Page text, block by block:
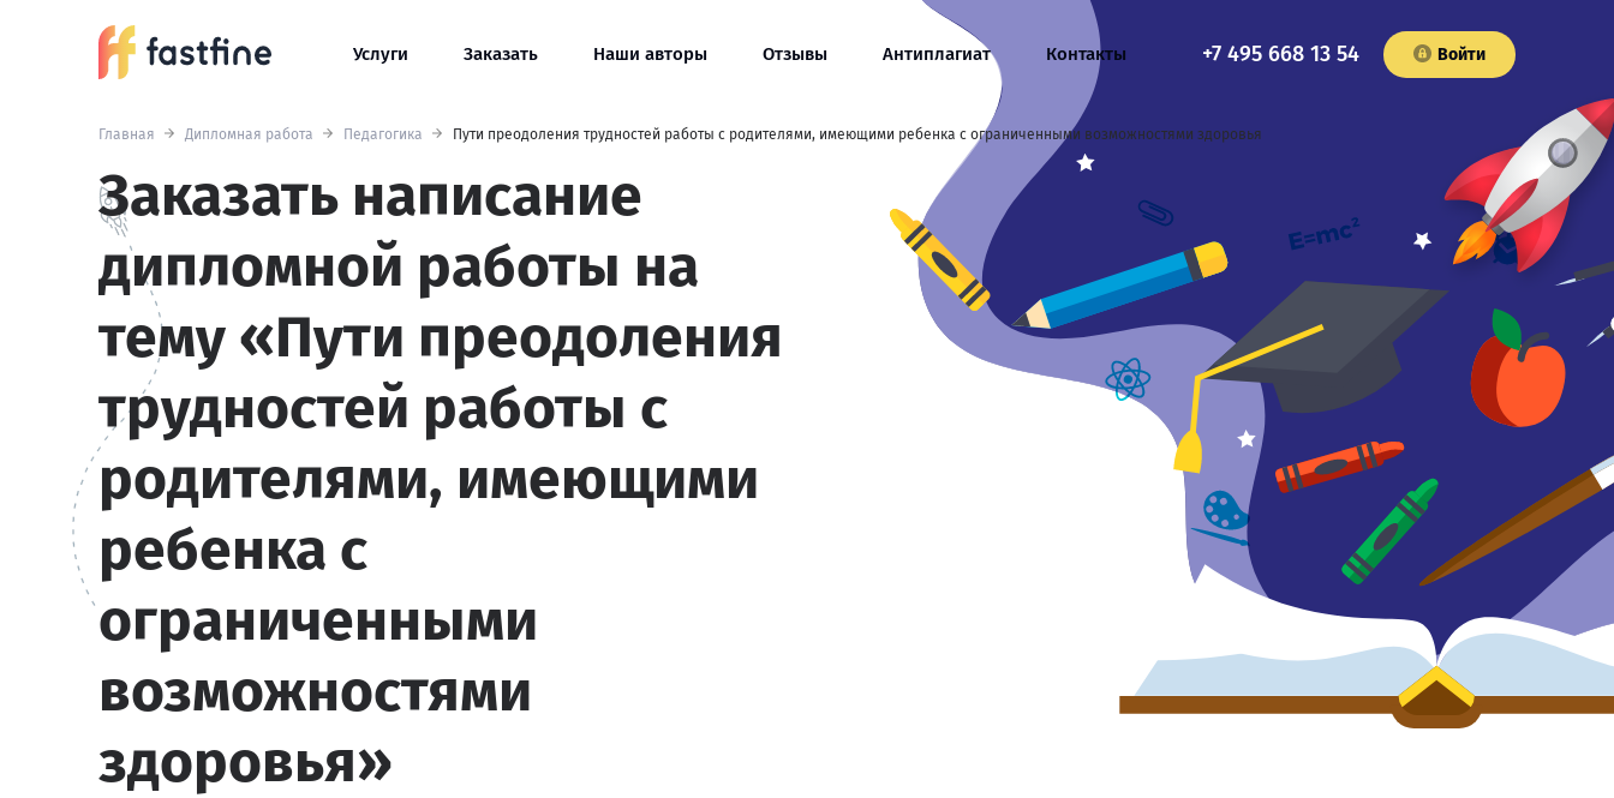
Услуги Заказать Наши авторы Отзывы Антиплагиат Контакты +7 495 668 13 54 Войти
Главная Дипломная работа Педагогика Пути преодоления трудностей работы с родителями, имеющими ребенка с ограниченными возможностями здоровья
Заказать написание
дипломной работы на
тему «Пути преодоления
трудностей работы с
родителями, имеющими
ребенка с
ограниченными
возможностями
здоровья»